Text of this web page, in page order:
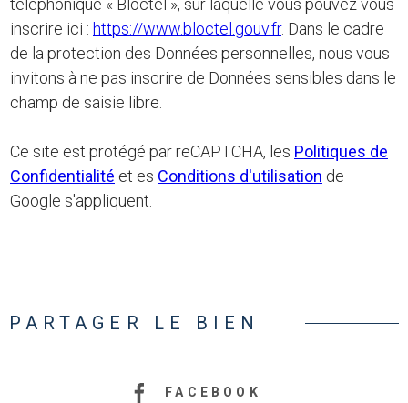
téléphonique « Bloctel », sur laquelle vous pouvez vous
inscrire ici : https://www.bloctel.gouv.fr. Dans le cadre
de la protection des Données personnelles, nous vous
invitons à ne pas inscrire de Données sensibles dans le
champ de saisie libre.
Ce site est protégé par reCAPTCHA, les Politiques de
Confidentialité et es Conditions d'utilisation de
Google s'appliquent.
PARTAGER LE BIEN
FACEBOOK